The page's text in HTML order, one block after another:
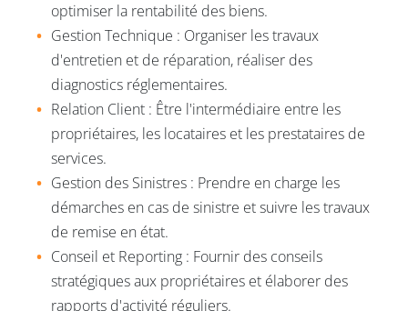
optimiser la rentabilité des biens.
Gestion Technique : Organiser les travaux
d'entretien et de réparation, réaliser des
diagnostics réglementaires.
Relation Client : Être l'intermédiaire entre les
propriétaires, les locataires et les prestataires de
services.
Gestion des Sinistres : Prendre en charge les
démarches en cas de sinistre et suivre les travaux
de remise en état.
Conseil et Reporting : Fournir des conseils
stratégiques aux propriétaires et élaborer des
rapports d'activité réguliers.